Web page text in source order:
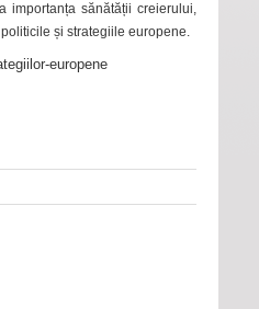
importanța sănătății creierului,
și strategiile europene.
europene